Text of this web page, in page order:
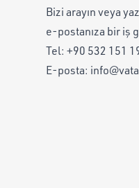
Bizi arayın veya
e-postanıza bir iş
Tel: +90 532 151
E-posta: